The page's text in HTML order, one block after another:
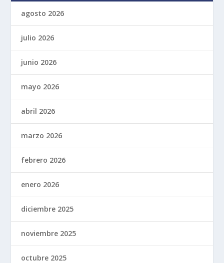
agosto 2026
julio 2026
junio 2026
mayo 2026
abril 2026
marzo 2026
febrero 2026
enero 2026
diciembre 2025
noviembre 2025
octubre 2025